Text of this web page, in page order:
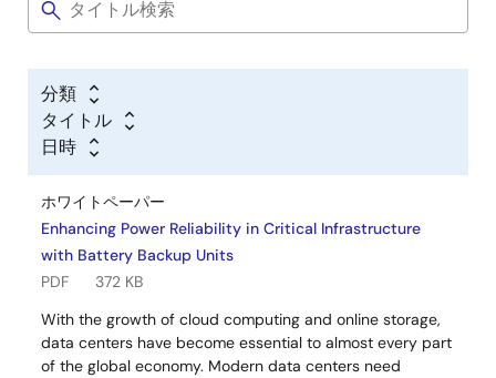
分類
タイトル
日時
ホワイトペーパー
Enhancing Power Reliability in Critical Infrastructure
with Battery Backup Units
PDF
372 KB
With the growth of cloud computing and online storage,
data centers have become essential to almost every part
of the global economy. Modern data centers need